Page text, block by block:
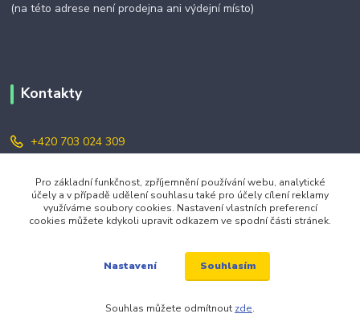
(na této adrese není prodejna ani výdejní místo)
Kontakty
+420 703 024 309
objednavky@zavazuj.cz
Pro základní funkčnost, zpříjemnění používání webu, analytické
účely a v případě udělení souhlasu také pro účely cílení reklamy
využíváme soubory cookies. Nastavení vlastních preferencí
cookies můžete kdykoli upravit odkazem ve spodní části stránek.
Nastavení Souhlasím
Souhlas můžete odmítnout zde.